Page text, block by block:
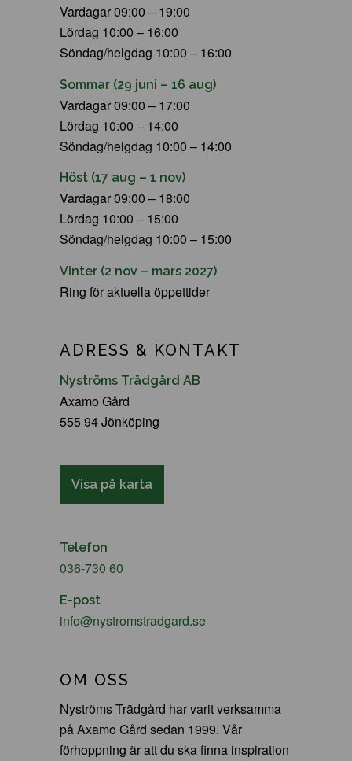
Vardagar 09:00 – 19:00
Lördag 10:00 – 16:00
Söndag/helgdag 10:00 – 16:00
Sommar (29 juni – 16 aug)
Vardagar 09:00 – 17:00
Lördag 10:00 – 14:00
Söndag/helgdag 10:00 – 14:00
Höst (17 aug – 1 nov)
Vardagar 09:00 – 18:00
Lördag 10:00 – 15:00
Söndag/helgdag 10:00 – 15:00
Vinter (2 nov – mars 2027)
Ring för aktuella öppettider
ADRESS & KONTAKT
Nyströms Trädgård AB
Axamo Gård
555 94 Jönköping
Visa på karta
Telefon
036-730 60
E-post
info@nystromstradgard.se
OM OSS
Nyströms Trädgård har varit verksamma
på Axamo Gård sedan 1999. Vår
förhoppning är att du ska finna inspiration